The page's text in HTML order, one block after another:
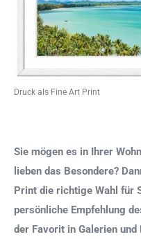
Druck als Fine Art Print
Sie mögen es in Ihrer
lieben das Besondere?
Print die richtige Wahl für
persönliche Empfehlung
der Favorit in Galerien und